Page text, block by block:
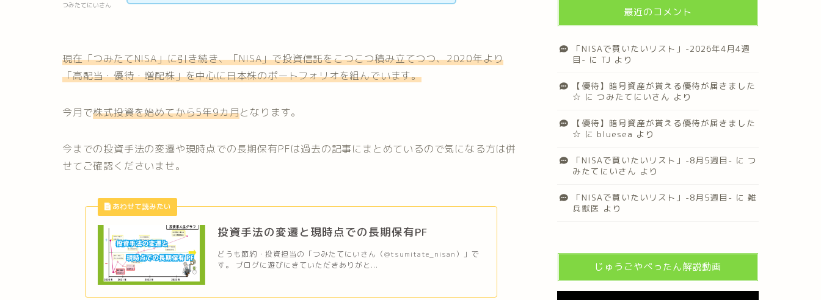
つみたてにいさん
現在「つみたてNISA」に引き続き、「NISA」で投資信託をこつこつ積み立てつつ、2020年より
「高配当・優待・増配株」を中心に日本株のポートフォリオを組んでいます。
今月で株式投資を始めてから5年9カ月となります。
今までの投資手法の変遷や現時点での長期保有PFは過去の記事にまとめているので気になる方は併
せてご確認くださいませ。
投資手法の変遷と現時点での長期保有PF
どうも節約・投資担当の「つみたてにいさん（@tsumitate_nisan）」で
す。 ブログに遊びにきていただきありがと...
最近のコメント
「NISAで買いたいリスト」-2026年4月4週
目- に TJ より
【優待】暗号資産が貰える優待が届きました
☆ に つみたてにいさん より
【優待】暗号資産が貰える優待が届きました
☆ に bluesea より
「NISAで買いたいリスト」-8月5週目- に つ
みたてにいさん より
「NISAで買いたいリスト」-8月5週目- に 雑
兵獣医 より
じゅうごやぺったん解説動画